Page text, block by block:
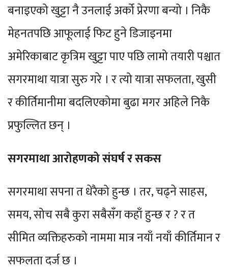
बनाइएको खुट्टा नै उनलाई अर्को प्रेरणा बन्यो । निकै
मेहनतपछि आफूलाई फिट हुने डिजाइनमा
अमेरिकाबाट कृत्रिम खुट्टा पाए पछि लामो तयारी पश्चात
सगरमाथा यात्रा सुरु गरे । र त्यो यात्रा सफलता, खुसी
र कीर्तिमानीमा बदलिएकोमा बुढा मगर अहिले निकै
प्रफुल्लित छन् ।
सगरमाथा आरोहणको संघर्ष र सकस
सगरमाथा सपना त धेरैको हुन्छ । तर, चढ्ने साहस,
समय, सोच सबै कुरा सबैसँग कहाँ हुन्छ र ? र त
सीमित व्यक्तिहरुको नाममा मात्र नयाँ नयाँ कीर्तिमान र
सफलता दर्ज छ ।